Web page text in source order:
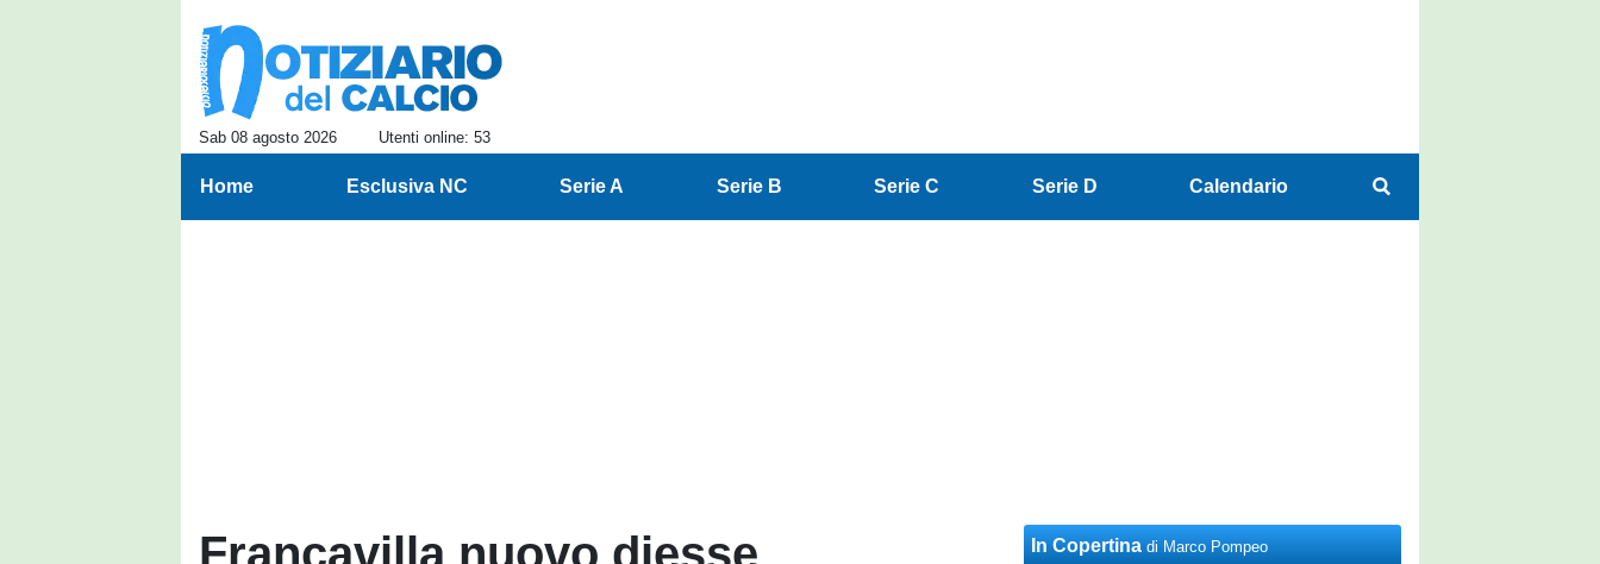
Sab 08 agosto 2026 Utenti online: 53
Home Esclusiva NC Serie A Serie B Serie C Serie D Calendario
Francavilla nuovo diesse
In Copertina di Marco Pompeo